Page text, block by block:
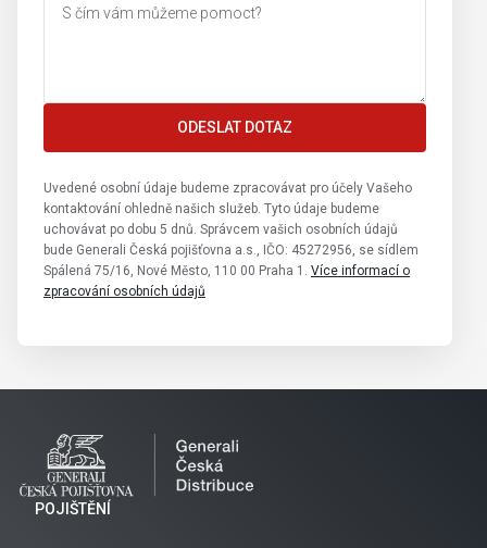
ODESLAT DOTAZ
Uvedené osobní údaje budeme zpracovávat pro účely Vašeho
kontaktování ohledně našich služeb. Tyto údaje budeme
uchovávat po dobu 5 dnů. Správcem vašich osobních údajů
bude Generali Česká pojišťovna a.s., IČO: 45272956, se sídlem
Spálená 75/16, Nové Město, 110 00 Praha 1. Více informací o
zpracování osobních údajů
POJIŠTĚNÍ